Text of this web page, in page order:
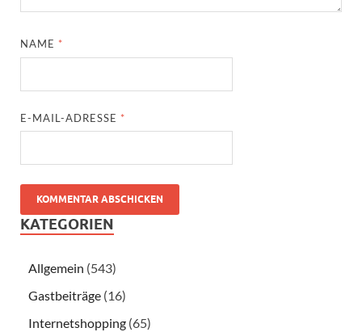
NAME *
E-MAIL-ADRESSE *
KATEGORIEN
Allgemein (543)
Gastbeiträge (16)
Internetshopping (65)